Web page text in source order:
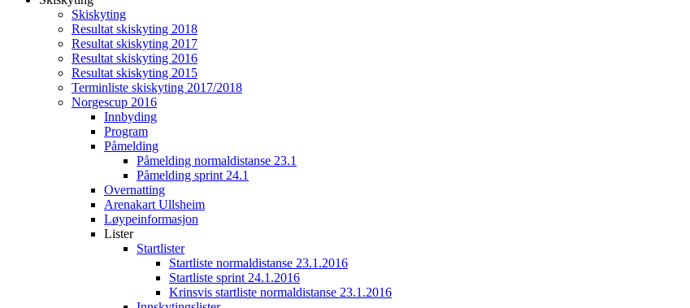
Skiskyting
Resultat skiskyting 2018
Resultat skiskyting 2017
Resultat skiskyting 2016
Resultat skiskyting 2015
Terminliste skiskyting 2017/2018
Norgescup 2016
Innbyding
Program
Påmelding
Påmelding normaldistanse 23.1
Påmelding sprint 24.1
Overnatting
Arenakart Ullsheim
Løypeinformasjon
Lister
Startlister
Startliste normaldistanse 23.1.2016
Startliste sprint 24.1.2016
Krinsvis startliste normaldistanse 23.1.2016